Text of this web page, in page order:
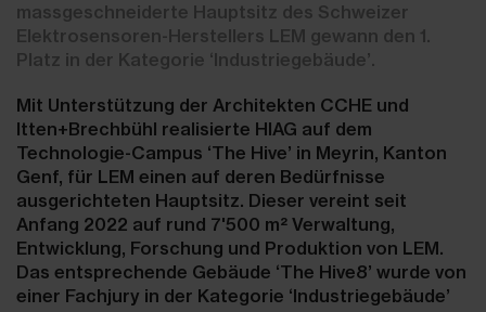
massgeschneiderte Hauptsitz des Schweizer
Elektrosensoren-Herstellers LEM gewann den 1.
Platz in der Kategorie ‘Industriegebäude’.
Mit Unterstützung der Architekten CCHE und
Itten+Brechbühl realisierte HIAG auf dem
Technologie-Campus ‘The Hive’ in Meyrin, Kanton
Genf, für LEM einen auf deren Bedürfnisse
ausgerichteten Hauptsitz. Dieser vereint seit
Anfang 2022 auf rund 7'500 m² Verwaltung,
Entwicklung, Forschung und Produktion von LEM.
Das entsprechende Gebäude ‘The Hive8’ wurde von
einer Fachjury in der Kategorie ‘Industriegebäude’